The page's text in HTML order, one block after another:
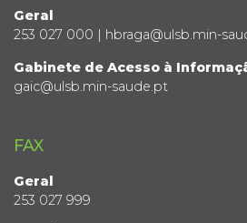
Geral
253 027 000 | hbraga@ulsb.min-
Gabinete de Acesso à
gaic@ulsb.min-saude.pt
FAX
Geral
253 027 999